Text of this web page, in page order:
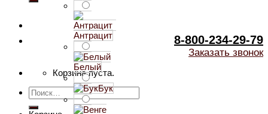
8-800-234-29-79
Заказать звонок
Корзина пуста.
Искать:
Антрацит
Белый
Бук